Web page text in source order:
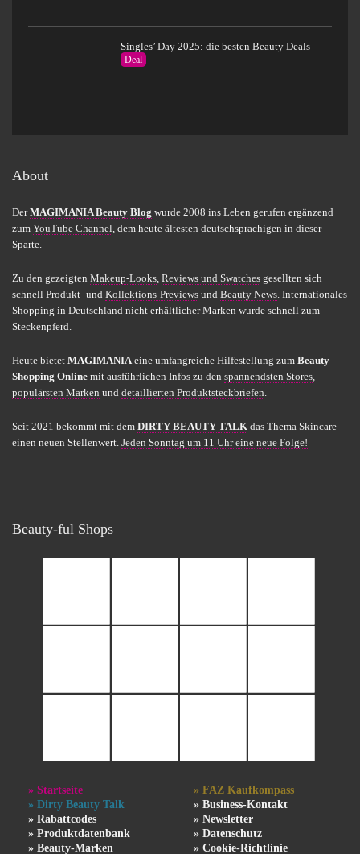
Singles’ Day 2025: die besten Beauty Deals
Deal
About
DerMAGIMANIA Beauty Blog wurde 2008 ins Leben gerufen ergänzend
zum YouTube Channel , dem heute ältesten deutschsprachigen in dieser
Sparte.
Zu den gezeigten Makeup-Looks Reviews und Swatches gesellten sich
schnell Produkt- und Kollektions-Previews und Beauty News . Internationales
Shopping in Deutschland nicht erhältlicher Marken wurde schnell zum
Steckenpferd.
Heute bietet MAGIMANIA eine umfangreiche Hilfestellung zum Beauty
Shopping Online mit ausführlichen Infos zu den spannendsten Stores
populärsten Marken und detaillierten Produktsteckbriefen
Seit 2021 bekommt mit dem DIRTY BEAUTY TALK das Thema Skincare
einen neuen Stellenwert. Jeden Sonntag um 11 Uhr eine neue Folge!
Beauty-ful Shops
» Startseite
» Dirty Beauty Talk
» Rabattcodes
» Produktdatenbank
» Beauty-Marken
» FAZ Kaufkompass
» Business-Kontakt
» Newsletter
» Datenschutz
» Cookie-Richtlinie